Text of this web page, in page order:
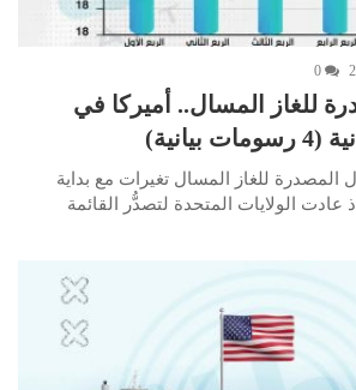
0
للغاز المسال.. أميركا في
المصدرة للغاز المسال تغيرات مع بداية
الجاري (2023)، إذ عادت الولايات المتحدة لتصدُّر القائمة